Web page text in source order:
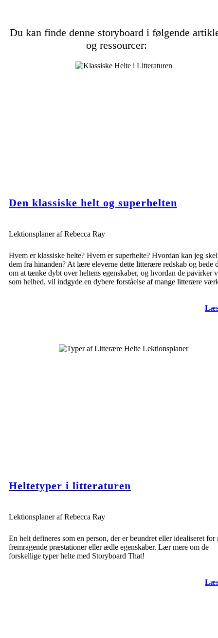
Du kan finde denne storyboard i følgende
og ressourcer:
Den klassiske helt og superhelten
Lektionsplaner af Rebecca Ray
Hvem er klassiske helte? Hvem er superhelte? Hvordan kan jeg
dem fra hinanden? At lære eleverne dette litterære redskab og bede
om at tænke dybt over heltens egenskaber, og hvordan de påvirker
som helhed, vil indgyde en dybere forståelse af mange litterære
Heltetyper i litteraturen
Lektionsplaner af Rebecca Ray
En helt defineres som en person, der er beundret eller idealiseret for
fremragende præstationer eller ædle egenskaber. Lær mere om de
forskellige typer helte med Storyboard That!